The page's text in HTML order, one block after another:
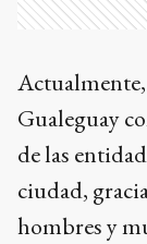
Gualeguay
de las
ciudad,
hombres y